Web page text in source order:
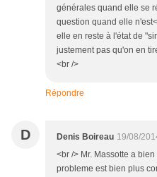
générales quand elle se
question quand elle
elle en reste à l'état de
justement pas qu'on en
<br />
Répondre
D Denis Boireau 19/08/
<br /> Mr. Massotte a
probleme est bien plus